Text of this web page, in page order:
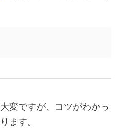
変ですが、コツがわかっ
ます。